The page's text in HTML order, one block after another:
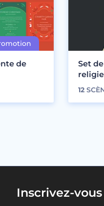
de
Set
12
Inscrivez-